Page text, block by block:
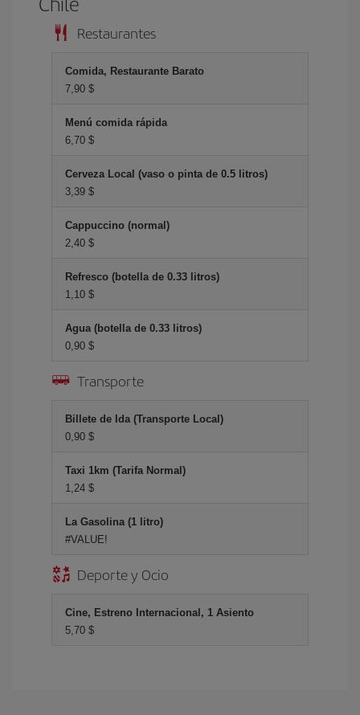
Restaurantes
Comida, Restaurante Barato
7,90 $
Menú comida rápida
6,70 $
Cerveza Local (vaso o pinta de 0.5 litros)
3,39 $
Cappuccino (normal)
2,40 $
Refresco (botella de 0.33 litros)
1,10 $
Agua (botella de 0.33 litros)
0,90 $
Transporte
Billete de Ida (Transporte Local)
0,90 $
Taxi 1km (Tarifa Normal)
1,24 $
La Gasolina (1 litro)
#VALUE!
Deporte y Ocio
Cine, Estreno Internacional, 1 Asiento
5,70 $